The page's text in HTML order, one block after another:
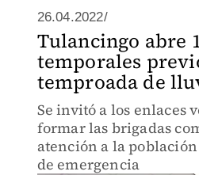
26.04.2022/
Tulancingo abre
temporales
temproada de
Se invitó a los enlaces
formar las brigadas
atención a la
de emergencia